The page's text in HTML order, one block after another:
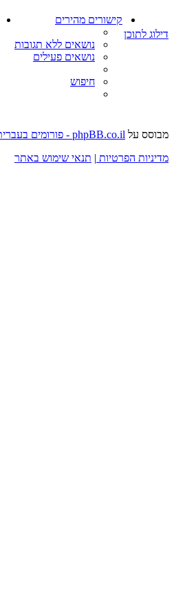
דילוג לתוכן
קישורים מהירים
נושאים ללא תגובות
נושאים פעילים
חיפוש
מבוסס על phpBB.co.il - פורומים בעברית
מדיניות הפרטיות | תנאי שימוש באתר